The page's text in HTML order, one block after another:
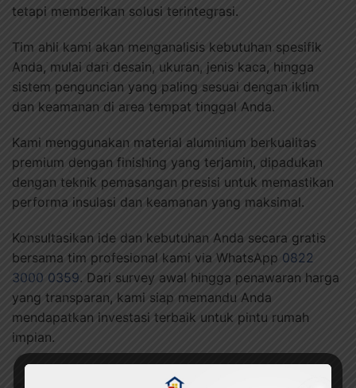
tetapi memberikan solusi terintegrasi.
Tim ahli kami akan menganalisis kebutuhan spesifik
Anda, mulai dari desain, ukuran, jenis kaca, hingga
sistem penguncian yang paling sesuai dengan iklim
dan keamanan di area tempat tinggal Anda.
Kami menggunakan material aluminium berkualitas
premium dengan finishing yang terjamin, dipadukan
dengan teknik pemasangan presisi untuk memastikan
performa insulasi dan keamanan yang maksimal.
Konsultasikan ide dan kebutuhan Anda secara gratis
bersama tim profesional kami via WhatsApp 0822
3000 0359. Dari survey awal hingga penawaran harga
yang transparan, kami siap memandu Anda
mendapatkan investasi terbaik untuk pintu rumah
impian.